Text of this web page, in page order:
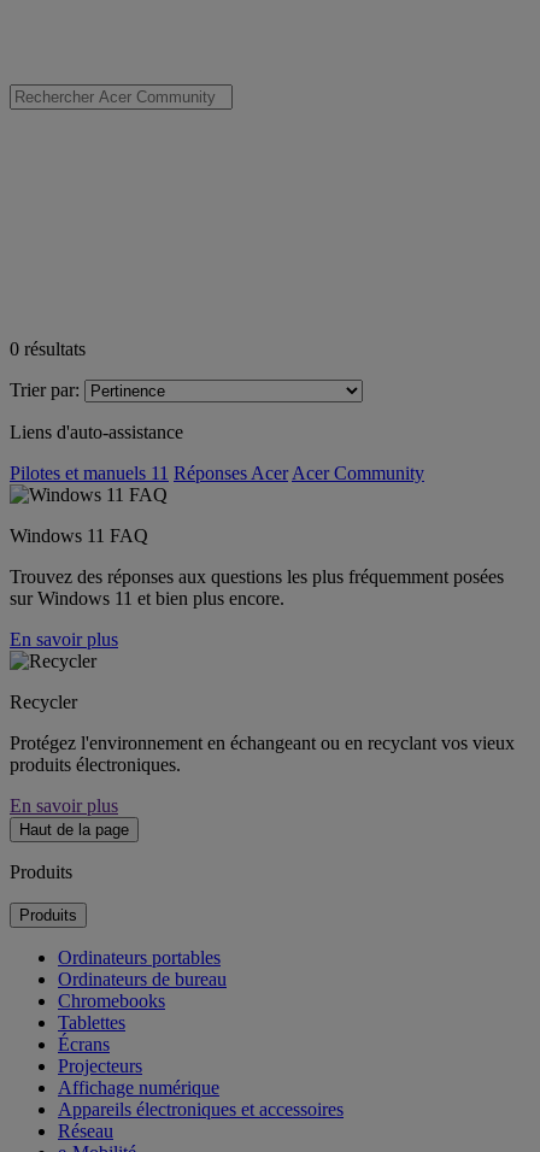
0 résultats
Trier par:
Liens d'auto-assistance
Pilotes et manuels 11 Réponses Acer Acer Community
Windows 11 FAQ
Trouvez des réponses aux questions les plus fréquemment posées
sur Windows 11 et bien plus encore.
En savoir plus
Recycler
Protégez l'environnement en échangeant ou en recyclant vos vieux
produits électroniques.
En savoir plus
Haut de la page
Produits
Produits
Ordinateurs portables
Ordinateurs de bureau
Chromebooks
Tablettes
Écrans
Projecteurs
Affichage numérique
Appareils électroniques et accessoires
Réseau